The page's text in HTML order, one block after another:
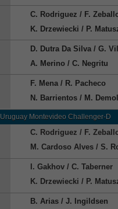
C. Rodriguez / F.
K. Drzewiecki / P.
D. Dutra Da Silva / G.
A. Merino / C. Negritu
F. Mena / R. Pacheco
N. Barrientos / M.
UruguayMontevideo Challenger-D
C. Rodriguez / F.
M. Cardoso Alves / S.
I. Gakhov / C. Taberner
K. Drzewiecki / P.
B. Arias / J. Ingildsen